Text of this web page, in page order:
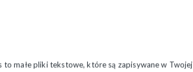
małe pliki tekstowe, które są zapisywane w Twojej